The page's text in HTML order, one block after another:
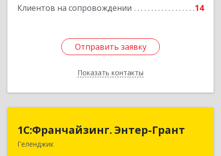
Клиентов на сопровождении 14
Отправить заявку
Показать контакты
Отправить заявку
Назад
1С:Франчайзинг. Энтер-Грант
Геленджик
1С:Франчайзинг. Энтер-Грант
353467, Краснодарский край, Геленджик г,